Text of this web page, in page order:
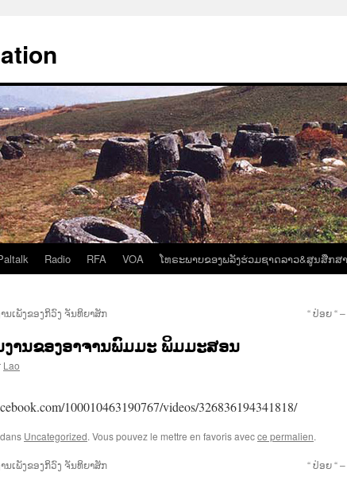
Radio RFA VOA ໂທຣະພາບຂອງພລັງຮ່ວມຊາດລາວ&ສູນສືກສາ
ນເພັງຂອງກິວົງ ຈັນທິຍາສັກ “ ປ່ອຍ “
ານຂອງອາຈານພົມມະ ພິມມະສອນ
Lao
100010463190767/videos/326836194341818/
Uncategorized. Vous pouvez le mettre en favoris avecce permalien.
ນເພັງຂອງກິວົງ ຈັນທິຍາສັກ “ ປ່ອຍ “